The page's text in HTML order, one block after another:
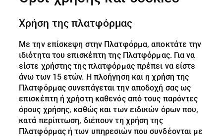
Χρήση της πλατφόρμας
Με την επίσκεψη στην Πλατφόρμα, αποκτάτε την
ιδιότητα του επισκέπτη της Πλατφόρμας. Για να
είστε χρήστης της πλατφόρμας πρέπει να είστε
άνω των 15 ετών. Η πλοήγηση και η χρήση της
Πλατφόρμας συνεπάγεται την αποδοχή σας ως
επισκέπτη ή χρήστη καθενός από τους παρόντες
όρους χρήσης, καθώς και των ειδικών όρων που,
κατά περίπτωση, διέπουν τη χρήση της
Πλατφόρμας ή των υπηρεσιών που συνδέονται με